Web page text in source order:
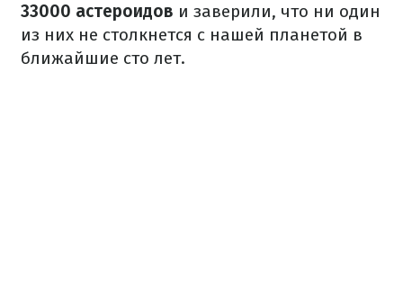
33000 астероидов и заверили, что ни один
из них не столкнется с нашей планетой в
ближайшие сто лет.